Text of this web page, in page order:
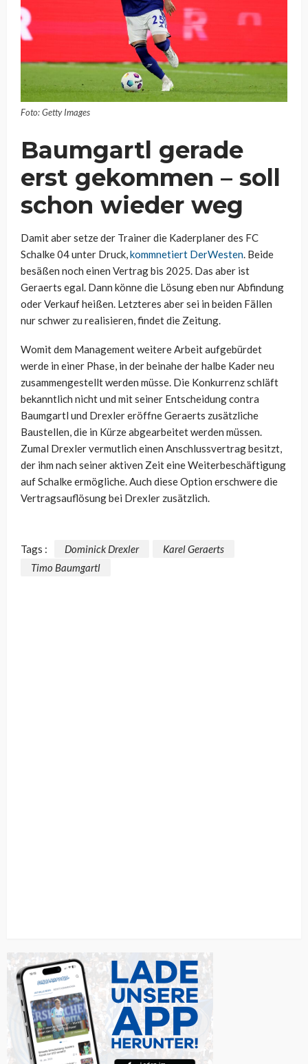
Foto: Getty Images
Baumgartl gerade
erst gekommen – soll
schon wieder weg
Damit aber setze der Trainer die Kaderplaner des FC
Schalke 04 unter Druck,kommnetiert DerWesten. Beide
besäßen noch einen Vertrag bis 2025. Das aber ist
Geraerts egal. Dann könne die Lösung eben nur Abfindung
oder Verkauf heißen. Letzteres aber sei in beiden Fällen
nur schwer zu realisieren, findet die Zeitung.
Womit dem Management weitere Arbeit aufgebürdet
werde in einer Phase, in der beinahe der halbe Kader neu
zusammengestellt werden müsse. Die Konkurrenz schläft
bekanntlich nicht und mit seiner Entscheidung contra
Baumgartl und Drexler eröffne Geraerts zusätzliche
Baustellen, die in Kürze abgearbeitet werden müssen.
Zumal Drexler vermutlich einen Anschlussvertrag besitzt,
der ihm nach seiner aktiven Zeit eine Weiterbeschäftigung
auf Schalke ermögliche. Auch diese Option erschwere die
Vertragsauflösung bei Drexler zusätzlich.
Tags : Dominick Drexler
Karel Geraerts
Timo Baumgartl